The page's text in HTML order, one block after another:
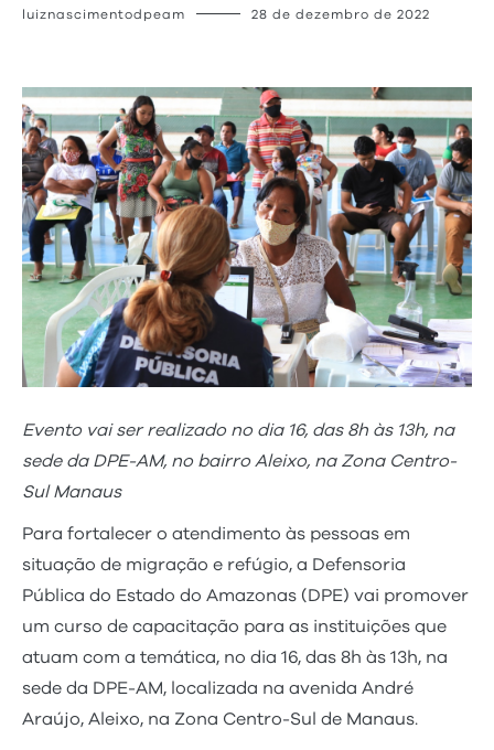
luiznascimentodpeam 28 de dezembro de 2022
Evento vai ser realizado no dia 16, das 8h às 13h, na
sede da DPE-AM, no bairro Aleixo, na Zona Centro-
Sul Manaus
Para fortalecer o atendimento às pessoas em
situação de migração e refúgio, a Defensoria
Pública do Estado do Amazonas (DPE) vai promover
um curso de capacitação para as instituições que
atuam com a temática, no dia 16, das 8h às 13h, na
sede da DPE-AM, localizada na avenida André
Araújo, Aleixo, na Zona Centro-Sul de Manaus.